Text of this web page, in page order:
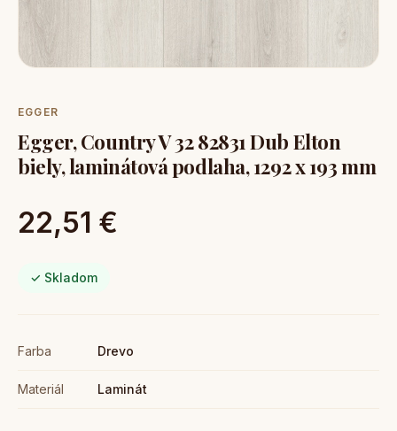
EGGER
Egger, Country V 32 82831 Dub Elton
biely, laminátová podlaha, 1292 x 193 mm
22,51 €
✓ Skladom
Farba Drevo
Materiál Laminát